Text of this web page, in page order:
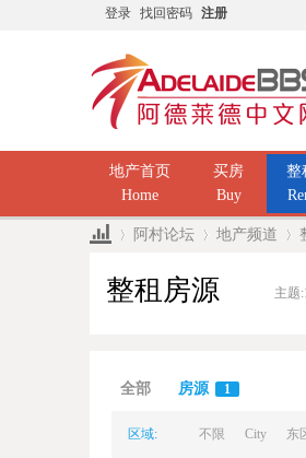
登录 找回密码 注册
地产首页
Home
买房
Buy
整
阿村论坛 地产频道
整租房源 主题:
全部 房源 1
区域: 不限 City 东